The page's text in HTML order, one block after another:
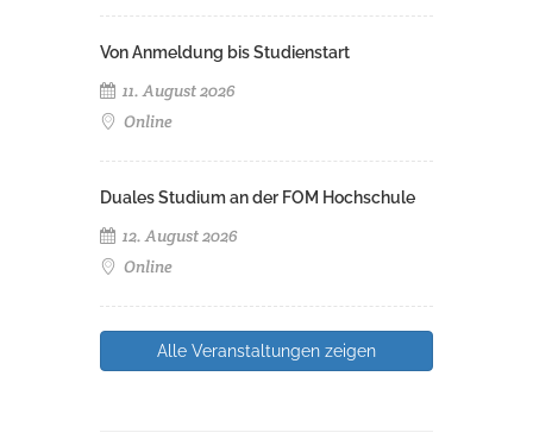
Von Anmeldung bis Studienstart
11. August 2026
Online
Duales Studium an der FOM Hochschule
12. August 2026
Online
Alle Veranstaltungen zeigen